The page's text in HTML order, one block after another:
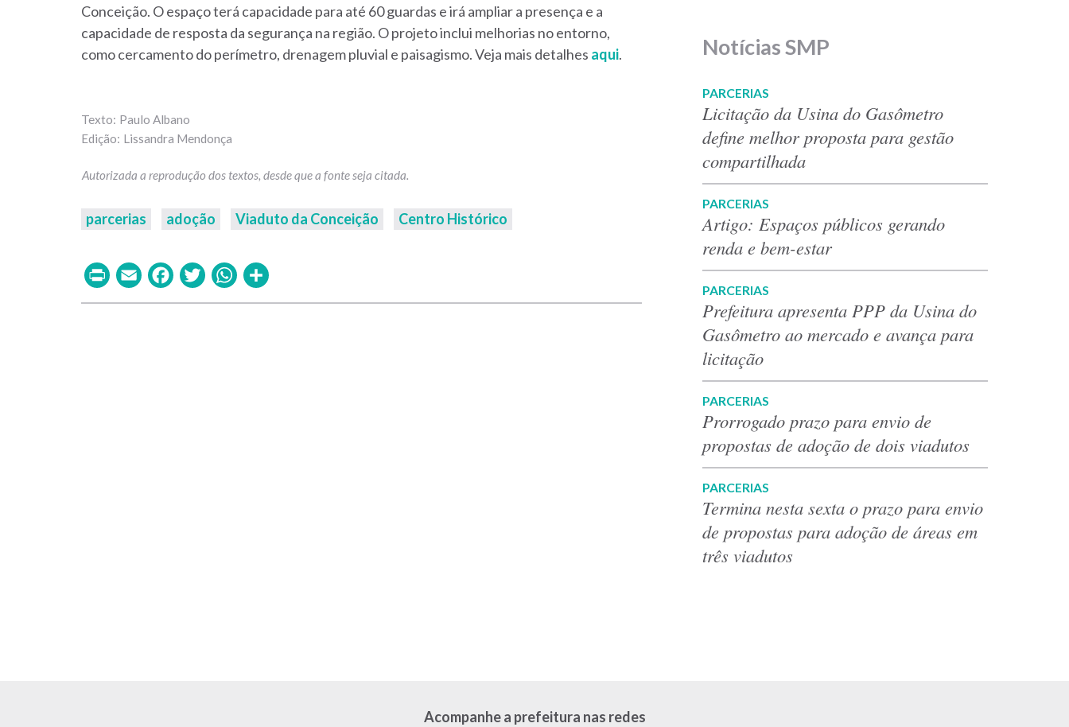
Conceição. O espaço terá capacidade para até 60 guardas e irá ampliar a presença e a
capacidade de resposta da segurança na região. O projeto inclui melhorias no entorno,
como cercamento do perímetro, drenagem pluvial e paisagismo. Veja mais detalhes aqui.
Paulo Albano
Lissandra Mendonça
parcerias adoção Viaduto da Conceição Centro Histórico
PrintEmailFacebook
TwitterWhatsApp
Notícias SMP
PARCERIAS
Licitação da Usina do Gasômetro
define melhor proposta para gestão
compartilhada
PARCERIAS
Artigo: Espaços públicos gerando
renda e bem-estar
PARCERIAS
Prefeitura apresenta PPP da Usina do
Gasômetro ao mercado e avança para
licitação
PARCERIAS
Prorrogado prazo para envio de
propostas de adoção de dois viadutos
PARCERIAS
Termina nesta sexta o prazo para envio
de propostas para adoção de áreas em
três viadutos
Acompanhe a prefeitura nas redes